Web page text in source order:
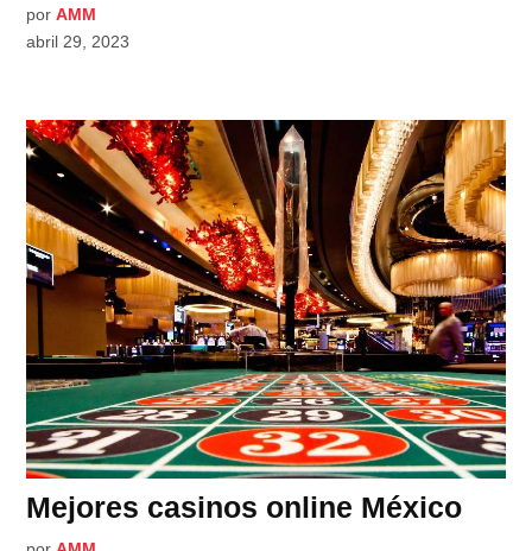
por AMM
abril 29, 2023
Mejores casinos online México